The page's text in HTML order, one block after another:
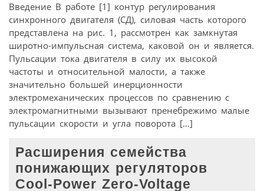
Введение В работе [1] контур регулирования
синхронного двигателя (СД), силовая часть которого
представлена на рис. 1, рассмотрен как замкнутая
широтно-импульсная система, каковой он и является.
Пульсации тока двигателя в силу их высокой
частоты и относительной малости, а также
значительно большей инерционности
электромеханических процессов по сравнению с
электромагнитными вызывают пренебрежимо малые
пульсации скорости и угла поворота […]
Расширения семейства
понижающих регуляторов
Cool-Power Zero-Voltage